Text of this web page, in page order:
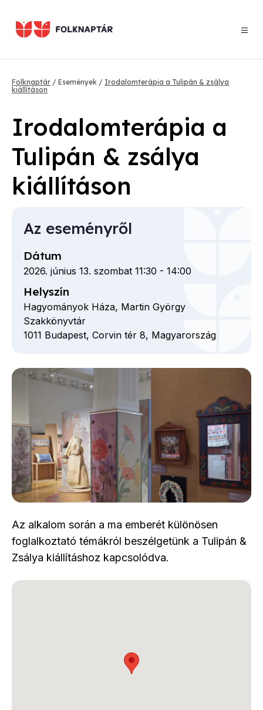
tartalomra
Morzsa
Folknaptár Események
Irodalomterápia a Tulipán & zsálya
kiállításon
Irodalomterápia a
Tulipán & zsálya
kiállításon
Az alkalom során a ma emberét különösen
foglalkoztató témákról beszélgetünk a Tulipán &
Zsálya kiállításhoz kapcsolódva.
Az eseményről
Dátum
2026. június 13. szombat 11:30 - 14:00
Helyszín
Hagyományok Háza, Martin György
Szakkönyvtár
1011 Budapest, Corvin tér 8, Magyarország